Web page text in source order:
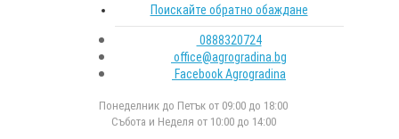
Поискайте обратно обаждане
0888320724
office@agrogradina.bg
Facebook Agrogradina
Понеделник до Петък от 09:00 до 18:00
Събота и Неделя от 10:00 до 14:00